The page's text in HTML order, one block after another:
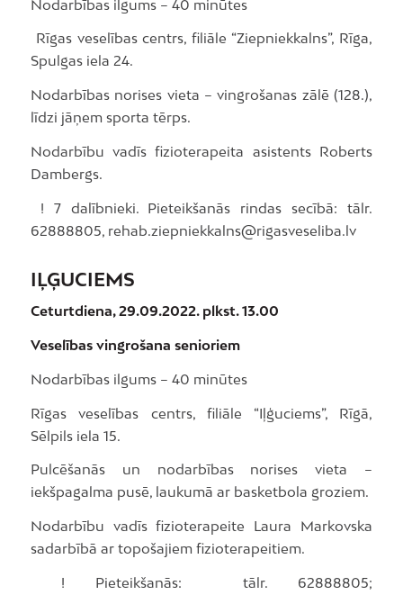
Nodarbības ilgums – 40 minūtes
Rīgas veselības centrs, filiāle “Ziepniekkalns”, Rīga,
Spulgas iela 24.
Nodarbības norises vieta – vingrošanas zālē (128.),
līdzi jāņem sporta tērps.
Nodarbību vadīs fizioterapeita asistents Roberts
Dambergs.
! 7 dalībnieki. Pieteikšanās rindas secībā: tālr.
62888805, rehab.ziepniekkalns@rigasveseliba.lv
IĻĢUCIEMS
Ceturtdiena, 29.09.2022. plkst. 13.00
Veselības vingrošana senioriem
Nodarbības ilgums – 40 minūtes
Rīgas veselības centrs, filiāle “Iļģuciems”, Rīgā,
Sēlpils iela 15.
Pulcēšanās un nodarbības norises vieta –
iekšpagalma pusē, laukumā ar basketbola groziem.
Nodarbību vadīs fizioterapeite Laura Markovska
sadarbībā ar topošajiem fizioterapeitiem.
! Pieteikšanās: tālr. 62888805;